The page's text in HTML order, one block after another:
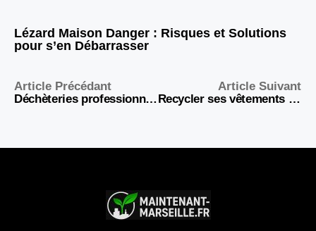
Lézard Maison Danger : Risques et Solutions
pour s’en Débarrasser
Article Précédant
Déchèteries professionnelles : la solution efficace et rentable pour la gestion des déchets des entreprises
Article Suivant
Recycler ses vêtements : un geste simple pour alléger ton dressing et sauver la planète